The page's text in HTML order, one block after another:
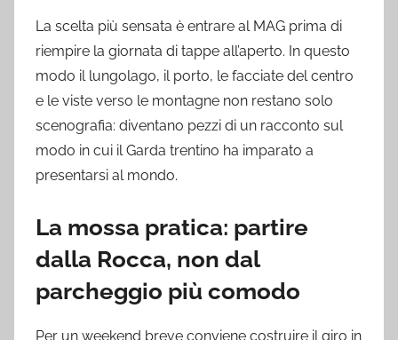
La scelta più sensata è entrare al MAG prima di
riempire la giornata di tappe all’aperto. In questo
modo il lungolago, il porto, le facciate del centro
e le viste verso le montagne non restano solo
scenografia: diventano pezzi di un racconto sul
modo in cui il Garda trentino ha imparato a
presentarsi al mondo.
La mossa pratica: partire
dalla Rocca, non dal
parcheggio più comodo
Per un weekend breve conviene costruire il giro in